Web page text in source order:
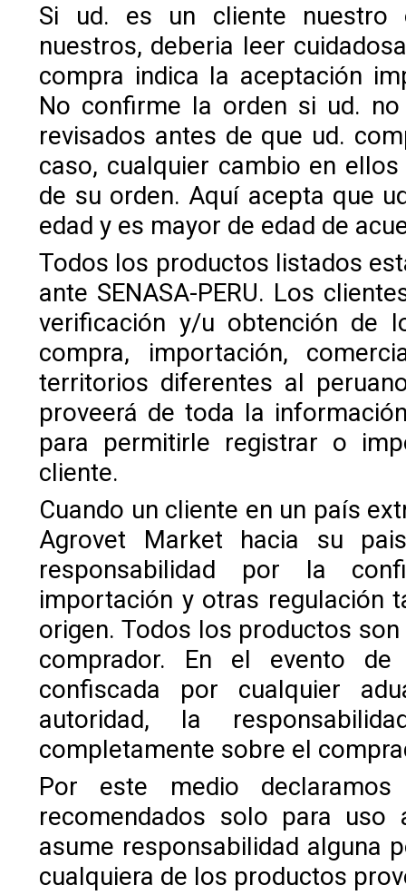
Si ud. es un cliente nuestro
nuestros, deberia leer
compra indica la aceptación
No confirme la orden si ud.
revisados antes de que ud.
caso, cualquier cambio en
de su orden. Aquí acepta que
edad y es mayor de edad de
Todos los productos listados
ante SENASA-PERU. Los
verificación y/u obtención de
compra, importación,
territorios diferentes al
proveerá de toda la
para permitirle registrar o
cliente.
Cuando un cliente en un país
Agrovet Market hacia su
responsabilidad por la
importación y otras regulación
origen. Todos los productos
comprador. En el evento
confiscada por cualquier
autoridad, la
completamente sobre el
Por este medio
recomendados solo para
asume responsabilidad alguna
cualquiera de los productos